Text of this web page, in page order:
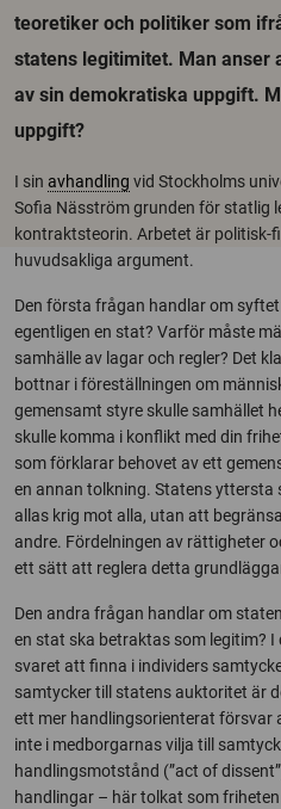
teoretiker och politiker som
statens legitimitet. Man anser
av sin demokratiska uppgift.
uppgift?
I sin avhandling vid Stockholms
Sofia Näsström grunden för statlig
kontraktsteorin. Arbetet är politisk-
huvudsakliga argument.
Den första frågan handlar om
egentligen en stat? Varför måste
samhälle av lagar och regler? Det
bottnar i föreställningen om
gemensamt styre skulle samhället
skulle komma i konflikt med din
som förklarar behovet av ett
en annan tolkning. Statens yttersta
allas krig mot alla, utan att
andre. Fördelningen av rättigheter
ett sätt att reglera detta
Den andra frågan handlar om
en stat ska betraktas som legitim?
svaret att finna i individers
samtycker till statens auktoritet är
ett mer handlingsorienterat
inte i medborgarnas vilja till
handlingsmotstånd (”act of
handlingar – här tolkat som